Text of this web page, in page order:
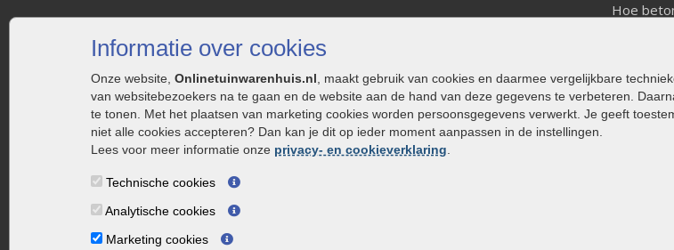
Informatie over cookies
Onze website, Onlinetuinwarenhuis.nl , maakt gebruik van cookies en daarmee vergelijkbare
van websitebezoekers na te gaan en de website aan de hand van deze gegevens te verbeteren.
te tonen. Met het plaatsen van marketing cookies worden persoonsgegevens verwerkt. Je geeft
niet alle cookies accepteren? Dan kan je dit op ieder moment aanpassen in de instellingen.
Lees voor meer informatie onze privacy- en cookieverklaring
Technische cookies
Analytische cookies
Marketing cookies
Hoe
Welke
Strakke